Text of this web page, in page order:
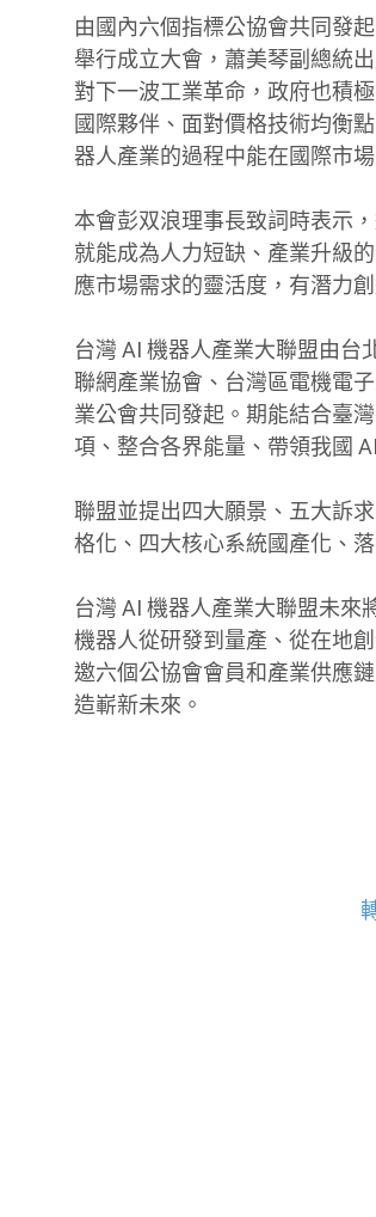
由國內六個指標公協會共同發
舉行成立大會，蕭美琴副總統
對下一波工業革命，政府也積
國際夥伴、面對價格技術均衡
器人產業的過程中能在國際市
本會彭双浪理事長致詞時表示
就能成為人力短缺、產業升級
應市場需求的靈活度，有潛力
台灣 AI 機器人產業大聯盟由台
聯網產業協會、台灣區電機電
業公會共同發起。期能結合臺
項、整合各界能量、帶領我國
聯盟並提出四大願景、五大訴
格化、四大核心系統國產化、
台灣 AI 機器人產業大聯盟未來
機器人從研發到量產、從在地
邀六個公協會會員和產業供應
造嶄新未來。